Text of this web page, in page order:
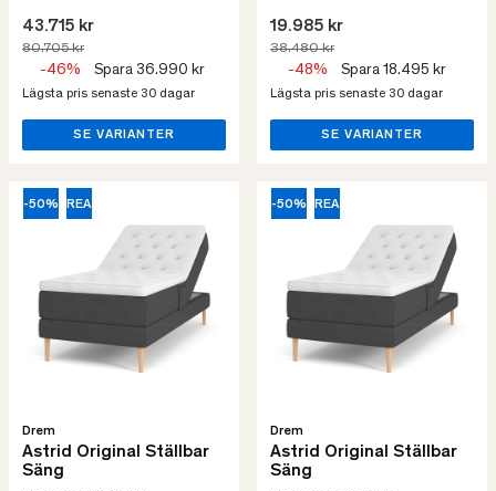
43.715 kr
80.705 kr
-46% Spara 36.990 kr
Lägsta pris senaste 30 dagar
SE VARIANTER
19.985 kr
38.480 kr
-48% Spara 18.495 kr
Lägsta pris senaste 30 dagar
SE VARIANTER
-50% REA
Drem
Astrid Original Ställbar
Säng
-50% REA
Drem
Astrid Original Ställbar
Säng